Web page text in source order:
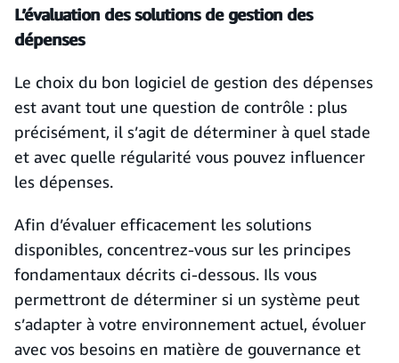
L’évaluation des solutions de gestion des
dépenses
Le choix du bon logiciel de gestion des dépenses
est avant tout une question de contrôle : plus
précisément, il s’agit de déterminer à quel stade
et avec quelle régularité vous pouvez influencer
les dépenses.
Afin d’évaluer efficacement les solutions
disponibles, concentrez-vous sur les principes
fondamentaux décrits ci-dessous. Ils vous
permettront de déterminer si un système peut
s’adapter à votre environnement actuel, évoluer
avec vos besoins en matière de gouvernance et